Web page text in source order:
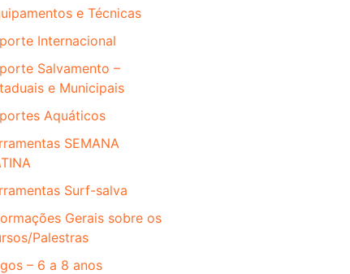
e Técnicas
Internacional
Salvamento –
e Municipais
Aquáticos
SEMANA
Surf-salva
Gerais sobre os
Palestras
– 6 a 8 anos